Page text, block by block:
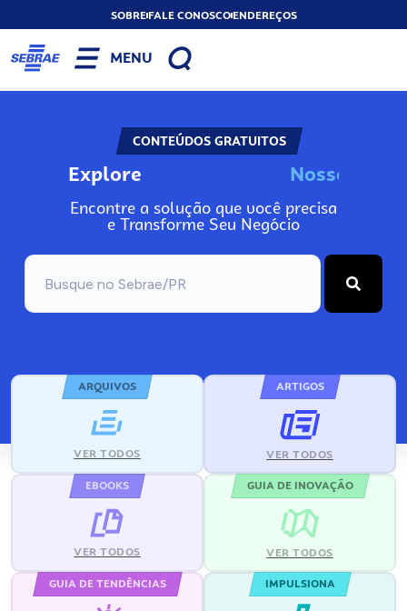
SOBREFALE CONOSCOENDEREÇOS
MENU
CONTEÚDOS GRATUITOS
Explore No
Encontre a solução que você precisa
e Transforme Seu Negócio
ARQUIVOS
VER TODOS
ARTIGOS
VER TODOS
EBOOKS
VER TODOS
GUIA DE INOVAÇÃO
VER TODOS
GUIA DE TENDÊNCIAS IMPULSIONA